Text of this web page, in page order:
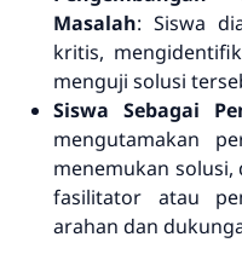
Masalah: Siswa
kritis,
menguji solusi
Siswa Sebagai
mengutamakan
menemukan
fasilitator atau
arahan dan